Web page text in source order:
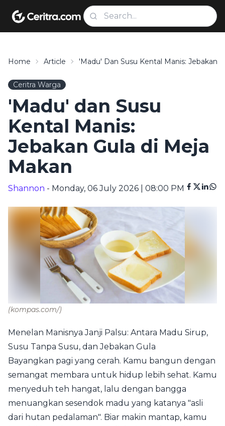
Home Article 'Madu' Dan Susu Kental Manis: Jebakan
Ceritra Warga
'Madu' dan Susu
Kental Manis:
Jebakan Gula di Meja
Makan
Shannon - Monday, 06 July 2026 | 08:00 PM
(kompas.com/)
Menelan Manisnya Janji Palsu: Antara Madu Sirup,
Susu Tanpa Susu, dan Jebakan Gula
Bayangkan pagi yang cerah. Kamu bangun dengan
semangat membara untuk hidup lebih sehat. Kamu
menyeduh teh hangat, lalu dengan bangga
menuangkan sesendok madu yang katanya "asli
dari hutan pedalaman". Biar makin mantap, kamu